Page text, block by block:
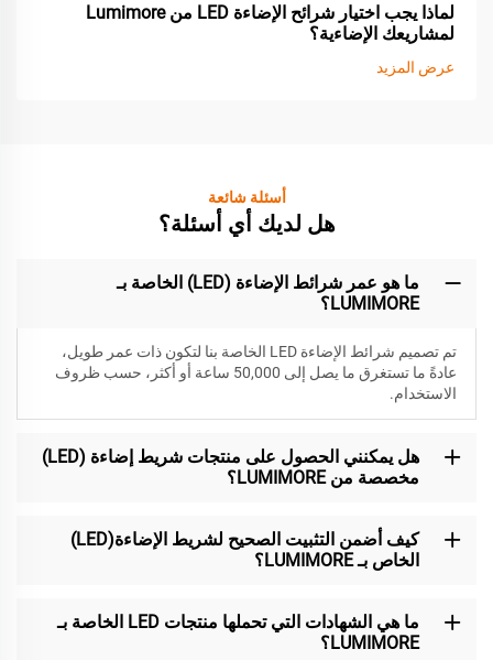
لماذا يجب اختيار شرائح الإضاءة LED من Lumimore
لمشاريعك الإضاءية؟
عرض المزيد
أسئلة شائعة
هل لديك أي أسئلة؟
ما هو عمر شرائط الإضاءة (LED) الخاصة بـ
LUMIMORE؟
تم تصميم شرائط الإضاءة LED الخاصة بنا لتكون
ذات عمر طويل،
عادةً ما تستغرق ما يصل إلى 50,000 ساعة أو أكثر، حسب ظروف
الاستخدام.
هل يمكنني الحصول على منتجات شريط إضاءة (LED)
مخصصة من LUMIMORE؟
كيف أضمن التثبيت الصحيح لشريط الإضاءة(LED)
الخاص بـ LUMIMORE؟
ما هي الشهادات التي تحملها منتجات LED الخاصة بـ
LUMIMORE؟